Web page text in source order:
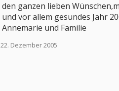
den ganzen lieben
und vor allem gesundes Jahr
Annemarie und Familie
22. Dezember 2005